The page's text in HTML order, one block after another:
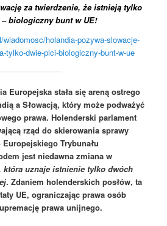
za twierdzenie, że istnieją tylko
– biologiczny bunt w UE!
holandia-pozywa-slowacje-
tylko-dwie-plci-biologiczny-bunt-w-ue
Europejska stała się areną ostrego
a Słowacją, który może podważyć
prawa. Holenderski parlament
rząd do skierowania sprawy
Trybunału
jest niedawna zmiana w
która uznaje istnienie tylko dwóch
. Zdaniem holenderskich posłów, ta
UE, ograniczając prawa osób
prawa unijnego.